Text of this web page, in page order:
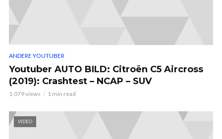
ANDERE YOUTUBER
Youtuber AUTO BILD: Citroën C5 Aircross
(2019): Crashtest – NCAP – SUV
1.079 views 1 min read
VIDEO